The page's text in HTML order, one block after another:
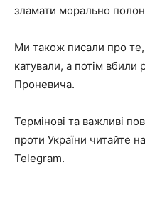
зламати морально
Ми також писали про те,
катували, а потім вбили
Проневича.
Термінові та важливі
проти України читайте
Telegram.